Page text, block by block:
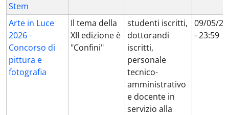
Stem
Arte in Luce
2026 -
Concorso di
pittura e
fotografia
Il tema della
XII edizione è
"Confini"
studenti iscritti,
dottorandi
iscritti,
personale
tecnico-
amministrativo
e docente in
servizio alla
09/05/
- 23:59